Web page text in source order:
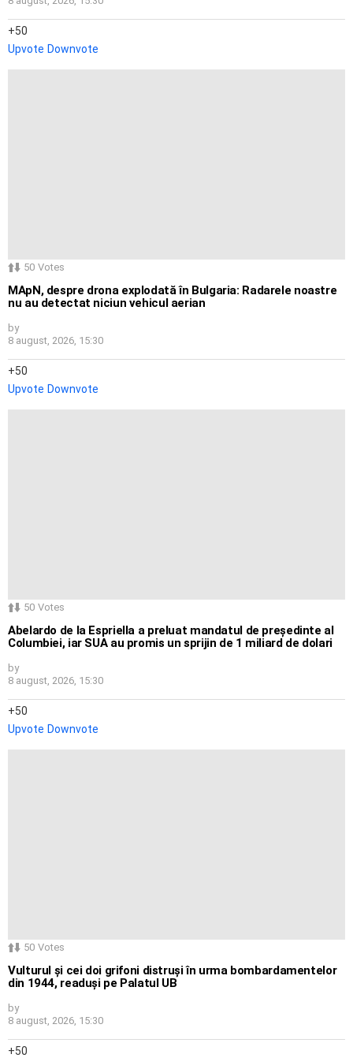
50
Upvote Downvote
50 Votes
MApN, despre drona explodată în Bulgaria: Radarele noastre
nu au detectat niciun vehicul aerian
by
8 august, 2026, 15:30
50
Upvote Downvote
50 Votes
Abelardo de la Espriella a preluat mandatul de președinte al
Columbiei, iar SUA au promis un sprijin de 1 miliard de dolari
by
8 august, 2026, 15:30
50
Upvote Downvote
50 Votes
Vulturul și cei doi grifoni distruși în urma bombardamentelor
din 1944, readuși pe Palatul UB
by
8 august, 2026, 15:30
50